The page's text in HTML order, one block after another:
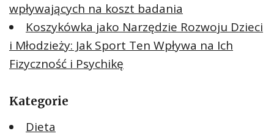
wpływających na koszt badania
Koszykówka jako Narzędzie Rozwoju Dzieci
i Młodzieży: Jak Sport Ten Wpływa na Ich
Fizyczność i Psychikę
Kategorie
Dieta